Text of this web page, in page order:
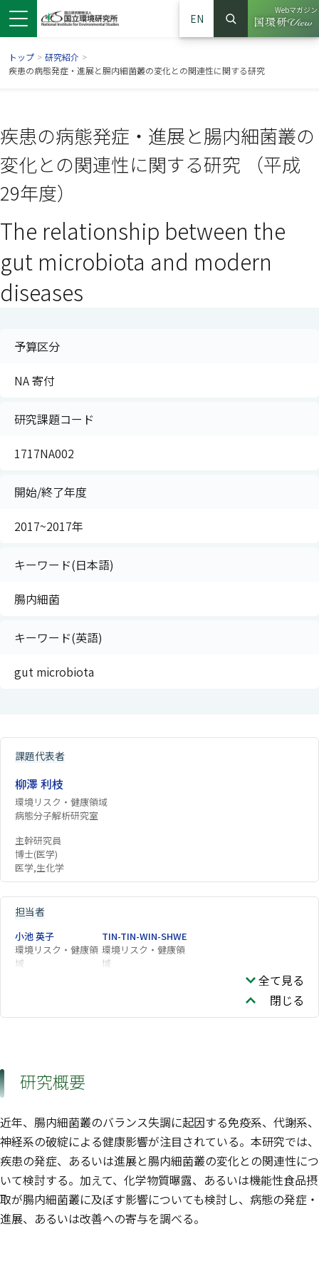
ドウで開きます）
ンドウで開きます）
ウインドウで開きます）
EN
サイト内検索
検索
Webマガジン
（別ウイ
トップ > 研究紹介 >
疾患の病態発症・進展と腸内細菌叢の変化との関連性に関する研究
疾患の病態発症・進展と腸内細菌叢の
変化との関連性に関する研究 （平成
29年度）
The relationship between the
gut microbiota and modern
diseases
予算区分
NA 寄付
研究課題コード
1717NA002
開始/終了年度
2017~2017年
キーワード(日本語)
腸内細菌
キーワード(英語)
gut microbiota
課題代表者
柳澤 利枝
環境リスク・健康領域
病態分子解析研究室
主幹研究員
博士(医学)
医学,生化学
担当者
小池 英子
環境リスク・健康領
域
TIN-TIN-WIN-SHWE
環境リスク・健康領
域
全て見る
閉じる
研究概要
近年、腸内細菌叢のバランス失調に起因する免疫系、代謝系、
神経系の破綻による健康影響が注目されている。本研究では、
疾患の発症、あるいは進展と腸内細菌叢の変化との関連性につ
いて検討する。加えて、化学物質曝露、あるいは機能性食品摂
取が腸内細菌叢に及ぼす影響についても検討し、病態の発症・
進展、あるいは改善への寄与を調べる。